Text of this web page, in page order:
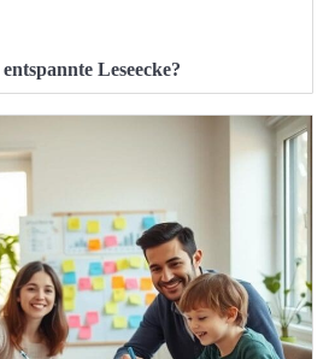
Leseecke?